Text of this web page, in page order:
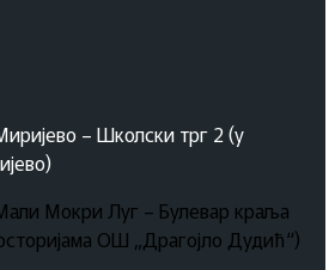
– Школски трг 2 (у
Мокри Луг – Булевар краља
ОШ „Драгојло Дудић“)